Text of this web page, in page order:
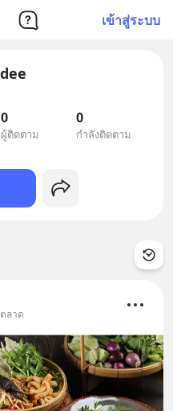
เข้าสู่ระบบ
0
ผู้ติดตาม
0
กำลังติดตาม
ลาด